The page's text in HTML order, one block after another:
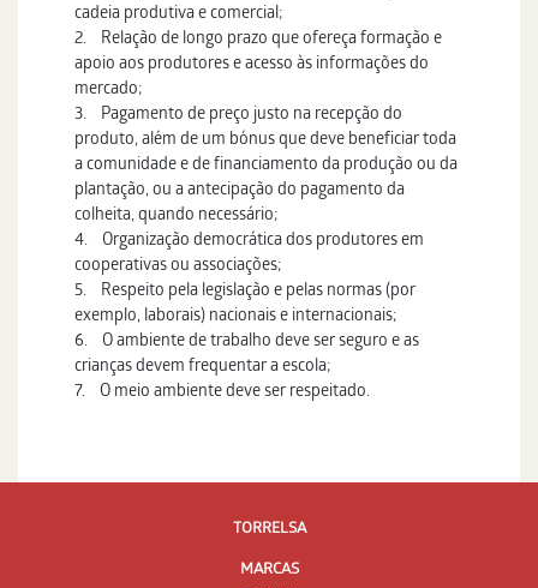
cadeia produtiva e comercial;
2. Relação de longo prazo que ofereça formação e
apoio aos produtores e acesso às informações do
mercado;
3. Pagamento de preço justo na recepção do
produto, além de um bónus que deve beneficiar toda
a comunidade e de financiamento da produção ou da
plantação, ou a antecipação do pagamento da
colheita, quando necessário;
4. Organização democrática dos produtores em
cooperativas ou associações;
5. Respeito pela legislação e pelas normas (por
exemplo, laborais) nacionais e internacionais;
6. O ambiente de trabalho deve ser seguro e as
crianças devem frequentar a escola;
7. O meio ambiente deve ser respeitado.
TORRELSA
MARCAS